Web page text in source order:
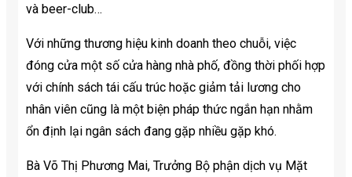
và beer-club…
Với những thương hiệu kinh doanh theo chuỗi, việc
đóng cửa một số cửa hàng nhà phố, đồng thời phối hợp
với chính sách tái cấu trúc hoặc giảm tải lương cho
nhân viên cũng là một biện pháp thức ngắn hạn nhằm
ổn định lại ngân sách đang gặp nhiều gặp khó.
Bà Võ Thị Phương Mai, Trưởng Bộ phận dịch vụ Mặt